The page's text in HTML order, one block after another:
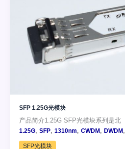
SFP 1.25G光模块
产品简介1.25G SFP光模块系列是北
1.25G, SFP, 1310nm, CWDM, DWDM,
SFP光模块